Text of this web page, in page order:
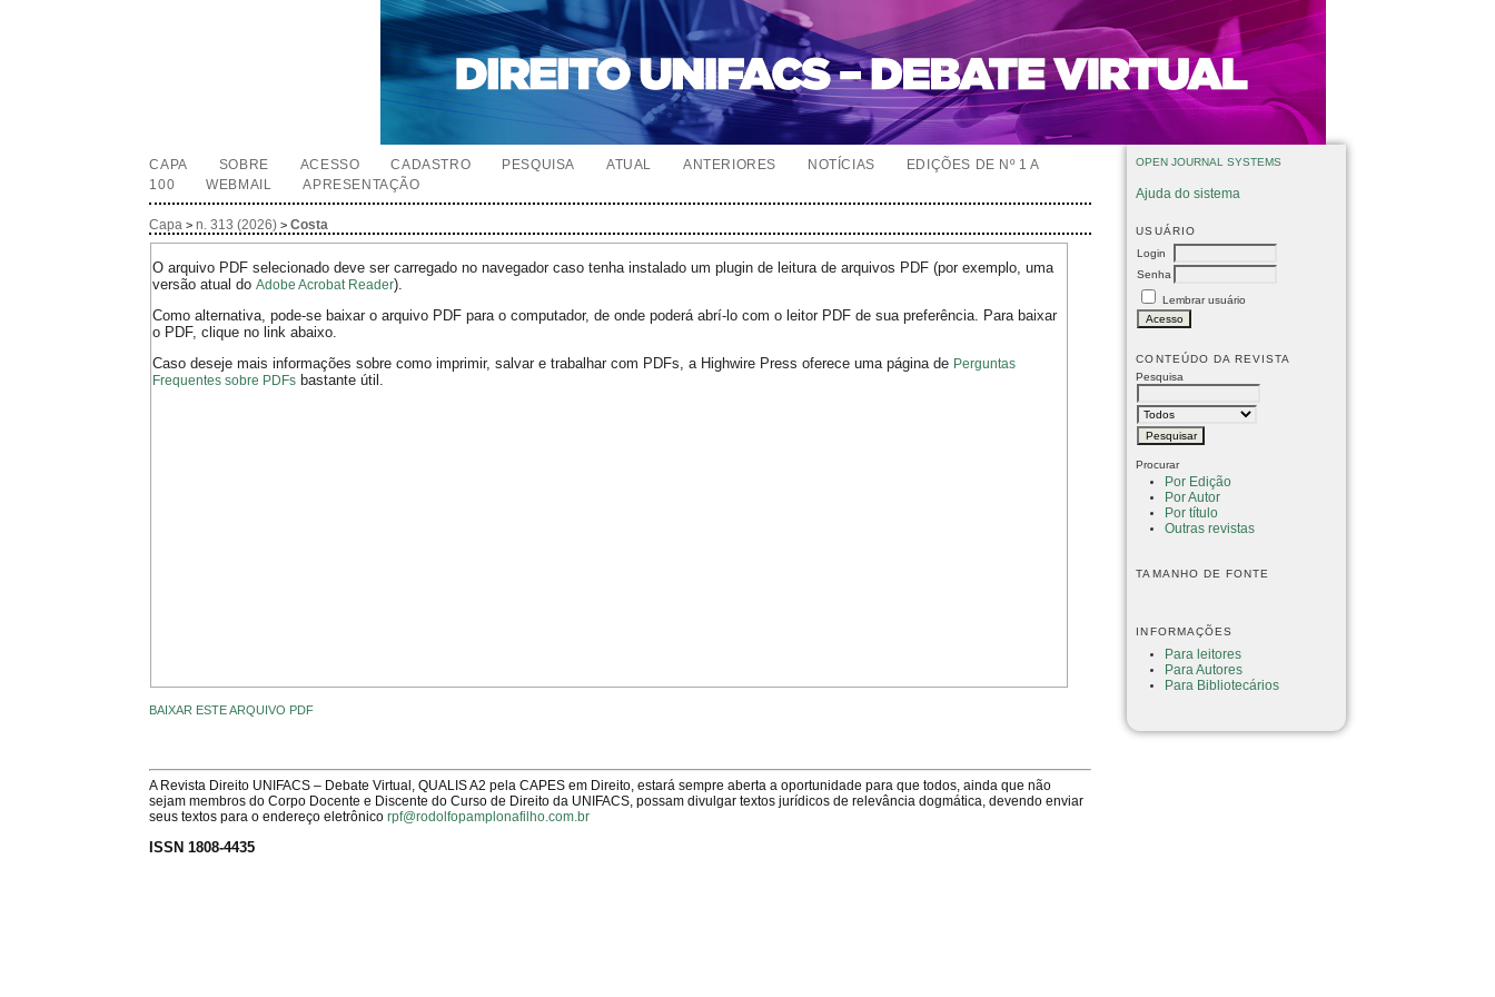
OPEN JOURNAL SYSTEMS
Ajuda do sistema
USUÁRIO
Login
Senha
Lembrar usuário
CONTEÚDO DA REVISTA
Pesquisa
Procurar
Por Edição
Por Autor
Por título
Outras revistas
TAMANHO DE FONTE
INFORMAÇÕES
Para leitores
Para Autores
Para Bibliotecários
CAPA SOBRE ACESSO CADASTRO PESQUISA ATUAL ANTERIORES NOTÍCIAS
EDIÇÕES DE Nº 1 A
100
WEBMAIL APRESENTAÇÃO
Capa >n. 313 (2026) >Costa
O arquivo PDF selecionado deve ser carregado no navegador caso tenha instalado um plugin de leitura de arquivos PDF (por exemplo, uma
versão atual doAdobe Acrobat Reader).
Como alternativa, pode-se baixar o arquivo PDF para o computador, de onde poderá abrí-lo com o leitor PDF de sua preferência. Para baixar
o PDF, clique no link abaixo.
Caso deseje mais informações sobre como imprimir, salvar e trabalhar com PDFs, a Highwire Press oferece uma página de Perguntas
Frequentes sobre PDFs bastante útil.
BAIXAR ESTE ARQUIVO PDF
A Revista Direito UNIFACS – Debate Virtual, QUALIS A2 pela CAPES em Direito, estará sempre aberta a oportunidade para que todos, ainda que não
sejam membros do Corpo Docente e Discente do Curso de Direito da UNIFACS, possam divulgar textos jurídicos de relevância dogmática, devendo enviar
seus textos para o endereço eletrônicorpf@rodolfopamplonafilho.com.br
ISSN 1808-4435